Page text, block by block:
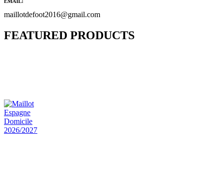
maillotdefoot2016@gmail.com
FEATURED PRODUCTS